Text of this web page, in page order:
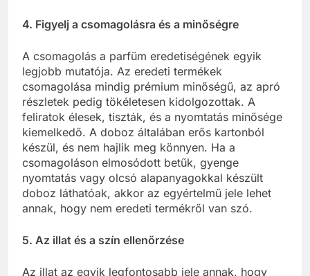
4. Figyelj a csomagolásra és a minőségre
A csomagolás a parfüm eredetiségének egyik
legjobb mutatója. Az eredeti termékek
csomagolása mindig prémium minőségű, az apró
részletek pedig tökéletesen kidolgozottak. A
feliratok élesek, tiszták, és a nyomtatás minősége
kiemelkedő. A doboz általában erős kartonból
készül, és nem hajlik meg könnyen. Ha a
csomagoláson elmosódott betűk, gyenge
nyomtatás vagy olcsó alapanyagokkal készült
doboz láthatóak, akkor az egyértelmű jele lehet
annak, hogy nem eredeti termékről van szó.
5. Az illat és a szín ellenőrzése
Az illat az egyik legfontosabb jele annak, hogy